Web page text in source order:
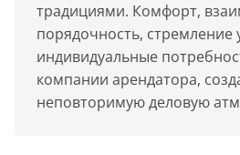
традициями. Комфорт,
порядочность, стремление
индивидуальные
компании арендатора,
неповторимую деловую